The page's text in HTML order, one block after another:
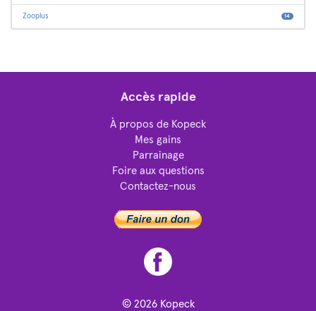
Zooplus 14
Accès rapide
À propos de Kopeck
Mes gains
Parrainage
Foire aux questions
Contactez-nous
© 2026 Kopeck